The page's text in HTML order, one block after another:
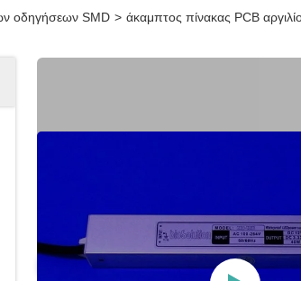
οδηγήσεων SMD > άκαμπτος πίνακας PCB